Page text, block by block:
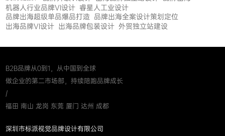
机器人行业品牌VI设计 睿星人工业设计
品牌出海超级单品爆品打造 品牌出海全案设计策划定位
出海品牌VI设计 出海品牌包装设计 外贸独立站建设
B2B品牌从0到1，从中国到全球
做企业的第二市场部，持续陪跑品牌成长
/
福田 南山 龙岗 东莞 厦门 达州 成都
深圳市标派视觉品牌设计有限公司